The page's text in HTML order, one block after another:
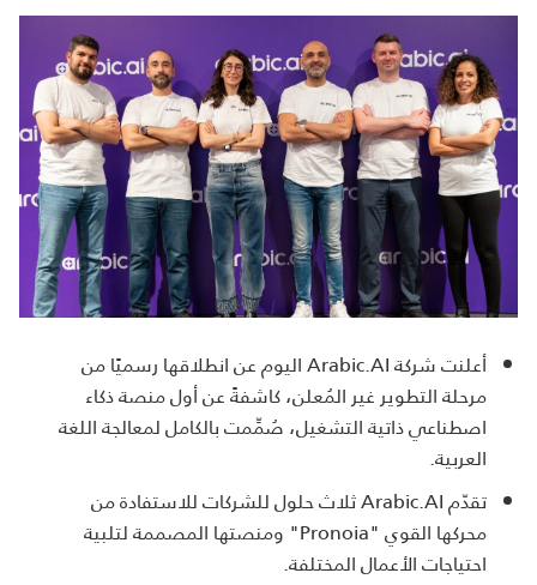
أعلنت شركة Arabic.AI اليوم عن انطلاقها رسميًا من
مرحلة التطوير غير المُعلن، كاشفةً عن أول منصة ذكاء
اصطناعي ذاتية التشغيل، صُمِّمت بالكامل لمعالجة اللغة
العربية.
تقدّم Arabic.AI ثلاث حلول للشركات للاستفادة من
محركها القوي "Pronoia" ومنصتها المصممة لتلبية
احتياجات الأعمال المختلفة.